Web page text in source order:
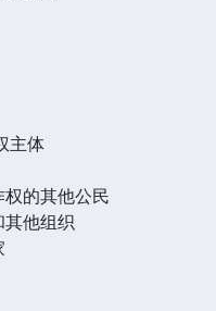
主体
的其他公民
他组织